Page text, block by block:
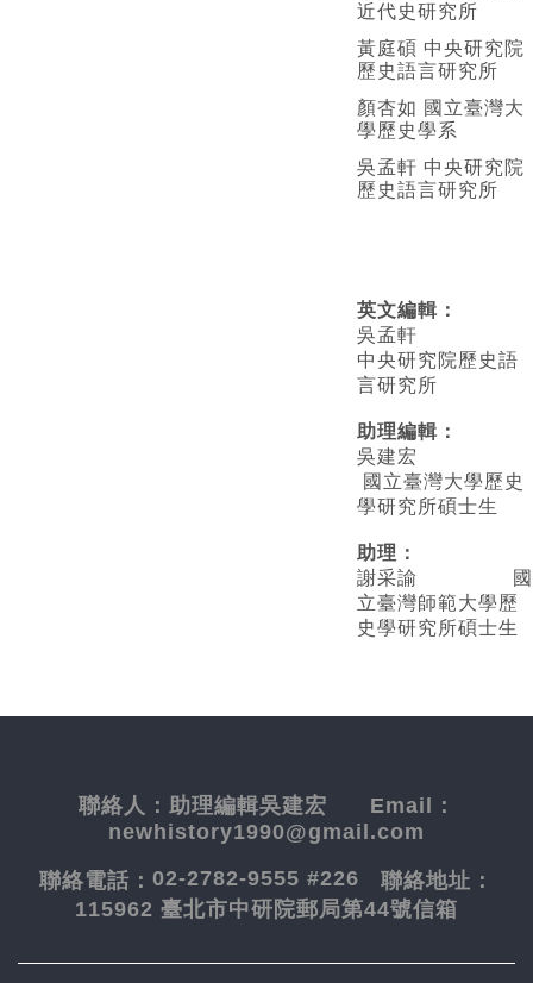
近代史研究所
黃庭碩 中央研究院
歷史語言研究所
顏杏如 國立臺灣大
學歷史學系
吳孟軒 中央研究院
歷史語言研究所
英文編輯 ：
吳孟軒
中央研究院歷史語
言研究所
助理編輯：
吳建宏
國立臺灣大學歷史
學研究所碩士生
助理：
謝采諭
國
立臺灣師範大學歷
史學研究所碩士生
聯絡人： 助理編輯吳建宏 Email：
newhistory1990@gmail.com
聯絡電話： 02-2782-9555 #226 聯絡地址：
115962 臺北市中研院郵局第44號信箱